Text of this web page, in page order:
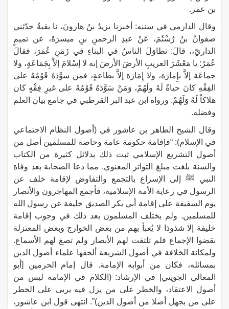
بن عمر.
وقال الدارمي في سننه: أخبرنا يزيدُ بنُ هارونَ، نا بقيةُ حدّثني
صفوانُ بنُ رُسْتُمَ، عَنْ عبدِ الرحمنِ بنِ ميسرَةَ، عن تميمٍ
الداريّ،، قالَ: تطاوَلَ الناسُ في البناءِ في زَمَنِ عُمَرَ، فقالَ
عُمَرُ: يا مَعْشَرَ العريبِ الأرضَ الأرضَ إنه لا إسْلامَ إلاَّ بِجَمَاعَةٍ، ولا
جماعَة إلاَّ بإِمارَة، ولا إِمَارَة إلاَّ بطاعةٍ، فمن سوَّدَهُ قَوْمُهُ على
الفِقْهِ كانَ حياةً لَهُ ولَهُمْ، وَمَنْ سَوَّدَهُ قَوْمُهُ على غيرِ فِقْهٍ كان
هلاكاً لَهُ وَلَهُمْ. ورواه ابن عبد البر القرطبي في جامع بيان العلم
وفضله.
وقال الشيخ الطاهر بن عاشور في (أصول النظام الاجتماعي
في الإسلام): “فإقامة حكومة عامة وخاصة للمسلمين أصل من
أصول التشريع الإسلامي ثبت ذلك بدلائل كثيرة من الكتاب
والسنة بلغت مبلغ التواتر المعنوي. مما دعا الصحابة بعد وفاة
النبي ﷺ إلى الإسراع بالتجمع والتفاوض لإقامة خلف عن
الرسول في رعاية الأمة الإسلامية، فأجمع المهاجرون والأنصار
يوم السقيفة على إقامة أبي بكر الصديق خليفة عن رسول الله
للمسلمين. ولم يختلف المسلمون بعد ذلك في وجوب إقامة
خليفة إلا شذوذا لا يُعبأ بهم من بعض الخوارج وبعض المعتزلة
نقضوا الإجماع فلم تلتفت لهم الأبصار ولم تصغ لهم الأسماع.
ولمكانة الخلافة في أصول الشريعة ألحقها علماء أصول الدين
بمسائله، فكان من أبوابه الإمامة. قال إمام الحرمين [أبو
المعالي الجويني] في الإرشاد: (الكلام في الإمامة ليس من
أصول الاعتقاد، والخطر على من يزل فيه يربى على الخطر
على من يجهل أصلا من أصول الدين)”. انتهى قول ابن عاشور،